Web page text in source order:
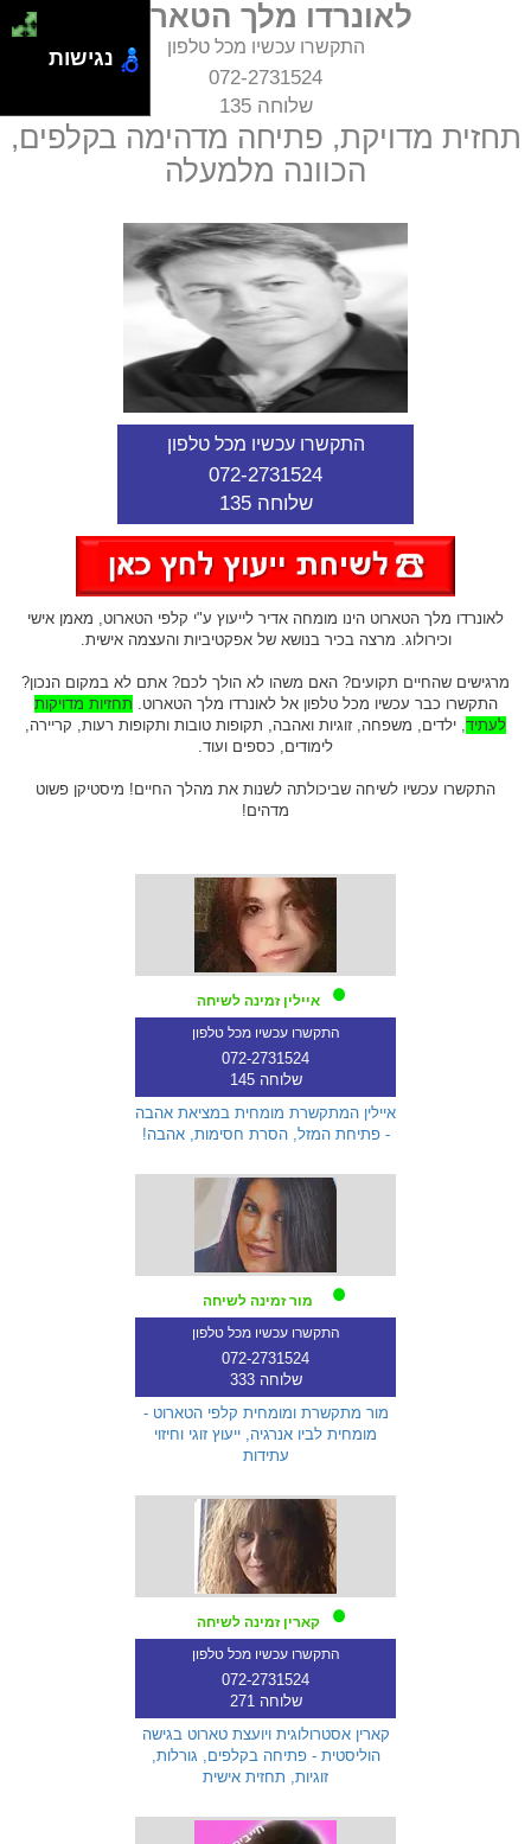
לאונרדו מלך הטארוט
התקשרו עכשיו מכל טלפון
072-2731524
שלוחה 135
תחזית מדויקת, פתיחה מדהימה בקלפים,
הכוונה מלמעלה
התקשרו עכשיו מכל טלפון
072-2731524
שלוחה 135
לאונרדו מלך הטארוט הינו מומחה אדיר לייעוץ ע"י קלפי הטארוט, מאמן אישי
וכירולוג. מרצה בכיר בנושא של אפקטיביות והעצמה אישית.
מרגישים שהחיים תקועים? האם משהו לא הולך לכם? אתם לא במקום הנכון?
התקשרו כבר עכשיו מכל טלפון אל לאונרדו מלך הטארוט. תחזיות מדויקות
לעתיד , ילדים, משפחה, זוגיות ואהבה, תקופות טובות ותקופות רעות, קריירה,
לימודים, כספים ועוד.
התקשרו עכשיו לשיחה שביכולתה לשנות את מהלך החיים! מיסטיקן פשוט
מדהים!
איילין זמינה לשיחה
התקשרו עכשיו מכל טלפון
072-2731524
שלוחה 145
איילין המתקשרת מומחית במציאת אהבה
- פתיחת המזל, הסרת חסימות, אהבה!
מור זמינה לשיחה
התקשרו עכשיו מכל טלפון
072-2731524
שלוחה 333
מור מתקשרת ומומחית קלפי הטארוט -
מומחית לביו אנרגיה, ייעוץ זוגי וחיזוי
עתידות
קארין זמינה לשיחה
התקשרו עכשיו מכל טלפון
072-2731524
שלוחה 271
קארין אסטרולוגית ויועצת טארוט בגישה
הוליסטית - פתיחה בקלפים, גורלות,
זוגיות, תחזית אישית
נגישות